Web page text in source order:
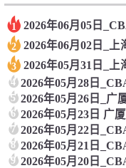
1 2026年06月05日
2 2026年06月02日_
3 2026年05月31日_
4 2026年05月28日
5 2026年05月26日_广
6 2026年05月23日 广
7 2026年05月22日
8 2026年05月21日
9 2026年05月20日